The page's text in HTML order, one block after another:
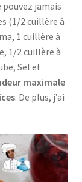
pouvez jamais
(1/2 cuillère à
1 cuillère à
1/2 cuillère à
Sel et
maximale
. De plus, j’ai